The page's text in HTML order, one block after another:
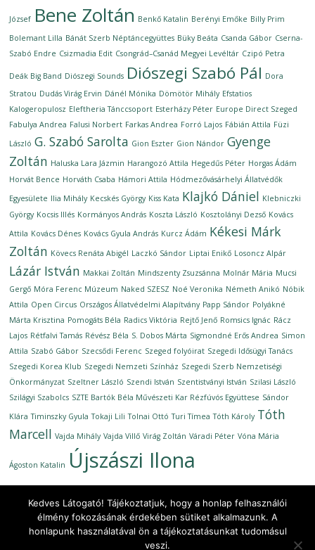
József Bene Zoltán Benkő Katalin Berényi Emőke Billy Prim
Bolemant Lilla Bánát Szerb Néptáncegyüttes Büky Beáta Csanda Gábor Cserna-
Szabó Endre Csizmadia Edit Csongrád–Csanád Megyei Levéltár Czipó Petra
Deák Big Band Diószegi Sounds Diószegi Szabó Pál Dora
Stratou Dudás Virág Ervin Dánél Mónika Dömötör Mihály Efstatios
Kalogeropulosz Eleftheria Tánccsoport Esterházy Péter Europe Direct Szeged
Fabulya Andrea Falusi Norbert Farkas Andrea Forró Lajos Fábián Attila Füzi
László G. Szabó Sarolta Gion Eszter Gion Nándor Gyenge
Zoltán Haluska Lara Jázmin Harangozó Attila Hegedűs Péter Horgas Ádám
Horvát Bence Horváth Csaba Hámori Attila Hódmezővásárhelyi Állatvédők
Egyesülete Ilia Mihály Kecskés György Kiss Kata Klajkó Dániel Klebniczki
György Kocsis Illés Kormányos András Koszta László Kosztolányi Dezső Kovács
Attila Kovács Dénes Kovács Gyula András Kurcz Ádám Kékesi Márk
Zoltán Kövecs Renáta Abigél Laczkó Sándor Liptai Enikő Losoncz Alpár
Lázár István Makkai Zoltán Mindszenty Zsuzsánna Molnár Mária Mucsi
Gergő Móra Ferenc Múzeum Naked SZESZ Noé Veronika Németh Anikó Nóbik
Attila Open Circus Országos Állatvédelmi Alapítvány Papp Sándor Polyákné
Márta Krisztina Pomogáts Béla Radics Viktória Rejtő Jenő Romsics Ignác Rácz
Lajos Rétfalvi Tamás Révész Béla S. Dobos Márta Sigmondné Erős Andrea Simon
Attila Szabó Gábor Szecsődi Ferenc Szeged folyóirat Szegedi Idősügyi Tanács
Szegedi Korea Klub Szegedi Nemzeti Színház Szegedi Szerb Nemzetiségi
Önkormányzat Szeltner László Szendi István Szentistványi István Szilasi László
Szilágyi Szabolcs SZTE Bartók Béla Művészeti Kar Rézfúvós Együttese Sándor
Klára Timinszky Gyula Tokaji Lili Tolnai Ottó Turi Tímea Tóth Károly Tóth
Marcell Vajda Mihály Vajda Villő Virág Zoltán Váradi Péter Vóna Mária
Ágoston Katalin Újszászi Ilona
Copyright © 2026Ünnepi Könyvhét Szeged, 2020. szeptember
Kedves Látogató! Tájékoztatjuk, hogy a honlap felhasználói
élmény fokozásának érdekében sütiket alkalmazunk. A
honlapunk használatával ön a tájékoztatásunkat tudomásul
veszi.